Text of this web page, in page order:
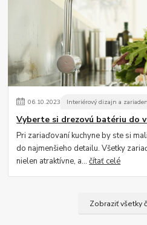
06.10.2023 Interiérový dizajn a
Vyberte si drezovú batériu do
Pri zariaďovaní kuchyne by ste si
do najmenšieho detailu. Všetky
nielen atraktívne, a...čítať celé
Zobraziť všetky